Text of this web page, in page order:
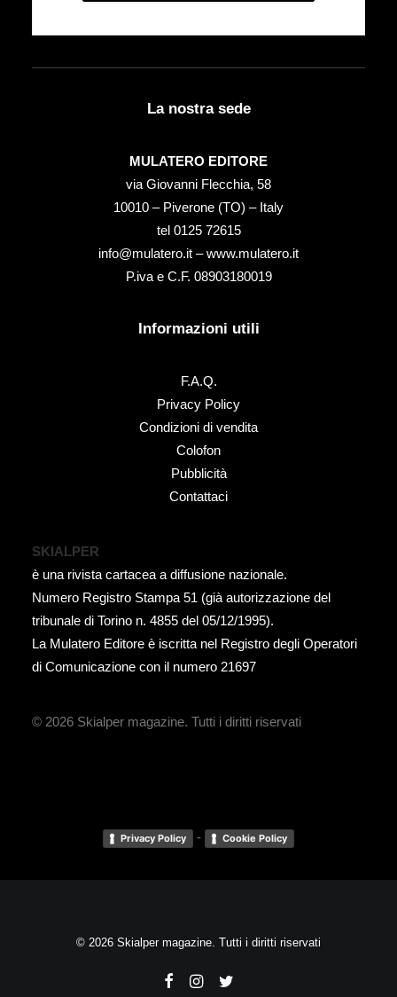
La nostra sede
MULATERO EDITORE
via Giovanni Flecchia, 58
10010 – Piverone (TO) – Italy
tel ‭0125 72615‬
info@mulatero.it –www.mulatero.it
P.iva e C.F. 08903180019
Informazioni utili
F.A.Q.
Privacy Policy
Condizioni di vendita
Colofon
Pubblicità
Contattaci
SKIALPER
è una rivista cartacea a diffusione nazionale.
Numero Registro Stampa 51 (già autorizzazione del
tribunale di Torino n. 4855 del 05/12/1995).
La Mulatero Editore è iscritta nel Registro degli Operatori
di Comunicazione con il numero 21697
© 2026 Skialper magazine. Tutti i diritti riservati
Privacy Policy - Cookie Policy
© 2026 Skialper magazine. Tutti i diritti riservati